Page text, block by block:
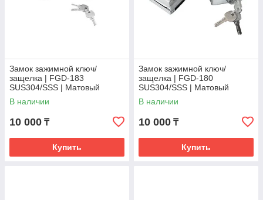
Замок зажимной ключ/
защелка | FGD-183
SUS304/SSS | Матовый
В наличии
10 000 ₸
Купить
Замок зажимной ключ/
защелка | FGD-180
SUS304/SSS | Матовый
В наличии
10 000 ₸
Купить